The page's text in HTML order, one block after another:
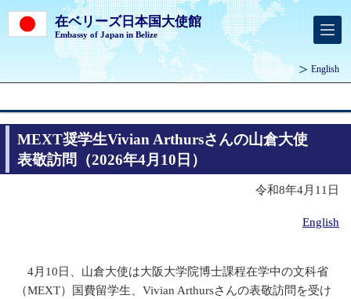
在ベリーズ日本国大使館
Embassy of Japan in Belize
English
MEXT奨学生Vivian Arthursさんの山倉大使
表敬訪問（2026年4月10日）
令和8年4月11日
English
4月10日、山倉大使は大阪大学院博士課程在学中の文科省
（MEXT）国費留学生、Vivian Arthursさんの表敬訪問を受け